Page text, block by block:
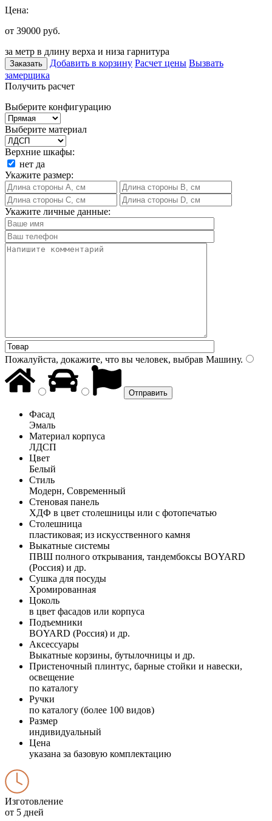
Цена:
от 39000 руб.
за метр в длину верха и низа гарнитура
Заказать Добавить в корзину Расчет цены Вызвать
замерщика
Получить расчет
Выберите конфигурацию
Выберите материал
Верхние шкафы:
нет да
Укажите размер:
Укажите личные данные:
Пожалуйста, докажите, что вы человек, выбрав Машину.
Фасад
Эмаль
Материал корпуса
ЛДСП
Цвет
Белый
Стиль
Модерн, Современный
Стеновая панель
ХДФ в цвет столешницы или с фотопечатью
Столешница
пластиковая; из искусственного камня
Выкатные системы
ПВШ полного открывания, тандембоксы BOYARD
(Россия) и др.
Сушка для посуды
Хромированная
Цоколь
в цвет фасадов или корпуса
Подъемники
BOYARD (Россия) и др.
Аксессуары
Выкатные корзины, бутылочницы и др.
Пристеночный плинтус, барные стойки и навески,
освещение
по каталогу
Ручки
по каталогу (более 100 видов)
Размер
индивидуальный
Цена
указана за базовую комплектацию
Изготовление
от 5 дней